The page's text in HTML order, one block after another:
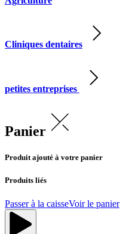
Cliniques dentaires
petites entreprises
Panier
Produit ajouté à votre panier
Produits liés
Passer à la caisseVoir le panier